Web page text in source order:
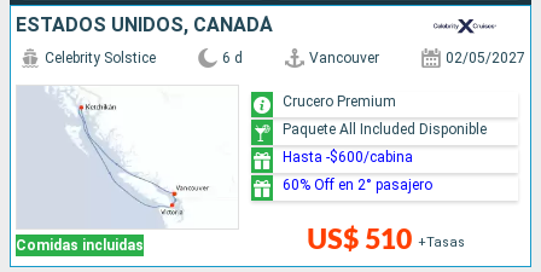
ESTADOS UNIDOS, CANADÁ
Comidas incluidas
Celebrity Solstice 6 d Vancouver 02/05/2027
US$ 510 +Tasas
Crucero Premium
Paquete All Included Disponible
Hasta -$600/cabina
60% Off en 2° pasajero